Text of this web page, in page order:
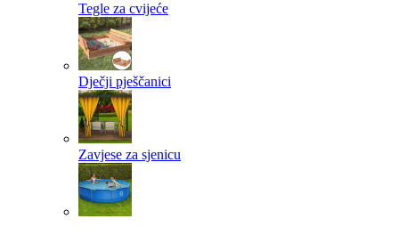
Tegle za cvijeće
Dječji pješčanici
Zavjese za sjenicu